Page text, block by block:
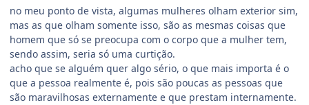
no meu ponto de vista, algumas mulheres olham exterior sim,
mas as que olham somente isso, são as mesmas coisas que
homem que só se preocupa com o corpo que a mulher tem,
sendo assim, seria só uma curtição.
acho que se alguém quer algo sério, o que mais importa é o
que a pessoa realmente é, pois são poucas as pessoas que
são maravilhosas externamente e que prestam internamente.